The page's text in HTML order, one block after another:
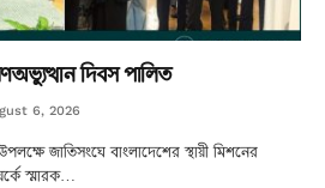
দিবস পালিত
6, 2026
জাতিসংঘে বাংলাদেশের স্থায়ী মিশনের
স্মারক…